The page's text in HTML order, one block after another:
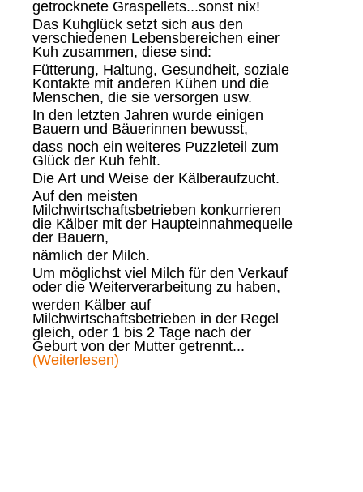
getrocknete Graspellets...sonst nix!
Das Kuhglück setzt sich aus den
verschiedenen Lebensbereichen einer
Kuh zusammen, diese sind:
Fütterung, Haltung, Gesundheit, soziale
Kontakte mit anderen Kühen und die
Menschen, die sie versorgen usw.
In den letzten Jahren wurde einigen
Bauern und Bäuerinnen bewusst,
dass noch ein weiteres Puzzleteil zum
Glück der Kuh fehlt.
Die Art und Weise der Kälberaufzucht.
Auf den meisten
Milchwirtschaftsbetrieben konkurrieren
die Kälber mit der Haupteinnahmequelle
der Bauern,
nämlich der Milch.
Um möglichst viel Milch für den Verkauf
oder die Weiterverarbeitung zu haben,
werden Kälber auf
Milchwirtschaftsbetrieben in der Regel
gleich, oder 1 bis 2 Tage nach der
Geburt von der Mutter getrennt...
(Weiterlesen)